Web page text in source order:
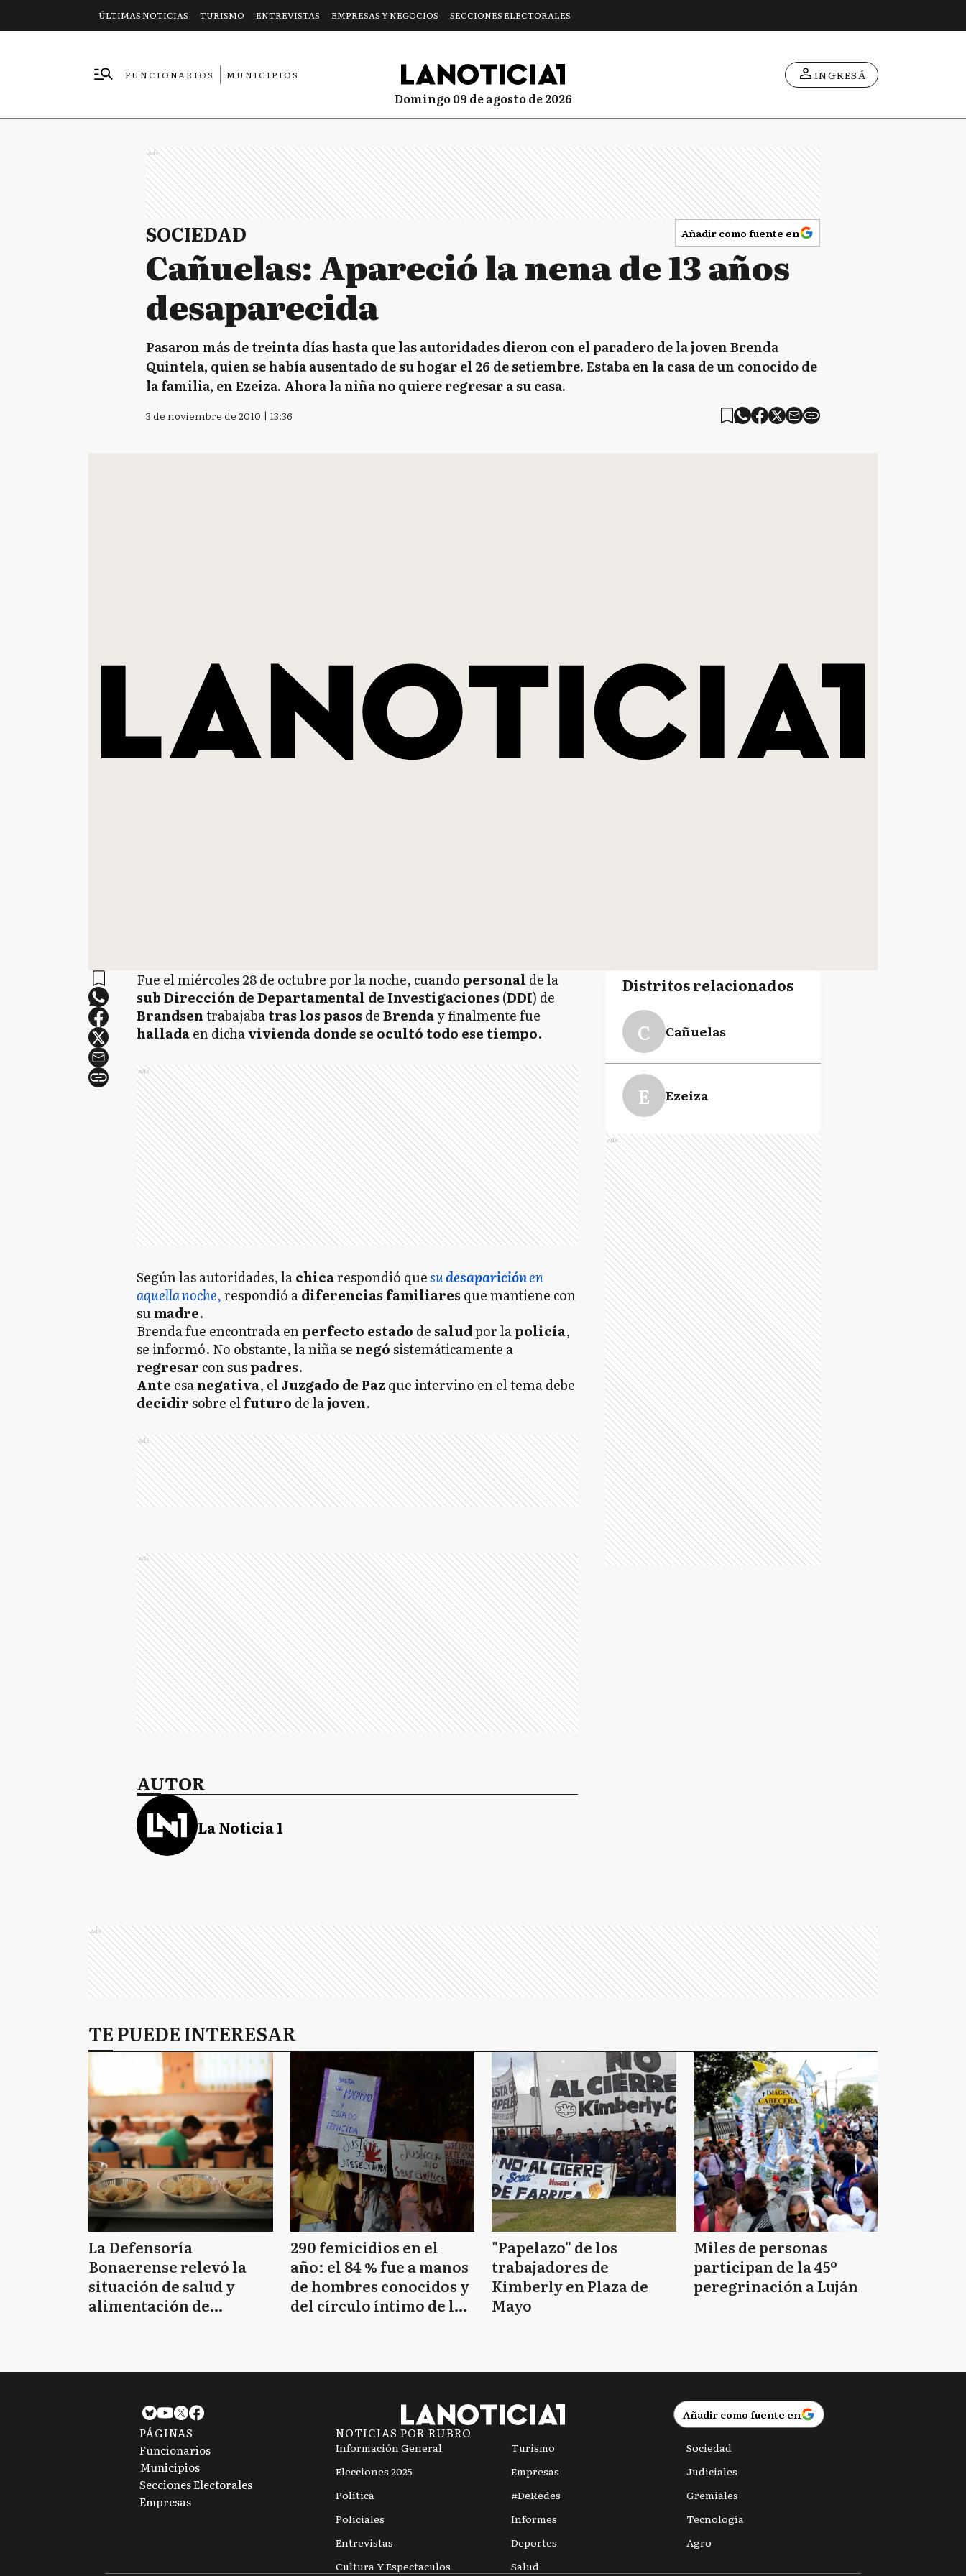
ÚLTIMAS NOTICIAS TURISMO ENTREVISTAS EMPRESAS Y NEGOCIOS SECCIONES ELECTORALES
FUNCIONARIOS
MUNICIPIOS
domingo 09 de agosto de 2026
INGRESÁ
Ads
SOCIEDAD Añadir como fuente en
Cañuelas: Apareció la nena de 13 años
desaparecida
Pasaron más de treinta días hasta que las autoridades dieron con el paradero de la joven Brenda
Quintela, quien se había ausentado de su hogar el 26 de setiembre. Estaba en la casa de un conocido de
la familia, en Ezeiza. Ahora la niña no quiere regresar a su casa.
3 de noviembre de 2010 | 13:36
Fue el miércoles 28 de octubre por la noche, cuando personal de la
sub Dirección de Departamental de Investigaciones (DDI) de
Brandsentrabajabatras los pasos deBrenday finalmente fue
halladaen dichavivienda donde se ocultó todo ese tiempo.
Ads
Según las autoridades, lachicarespondió quesudesapariciónen
aquella noche,respondió adiferencias familiares que mantiene con
sumadre.
Brenda fue encontrada enperfecto estado de saludpor lapolicía,
se informó. No obstante, la niña se negósistemáticamente a
regresar con suspadres.
Ante esanegativa, elJuzgado de Paz que intervino en el tema debe
decidirsobre elfuturo de lajoven.
Ads
Ads
AUTOR
La Noticia 1
Distritos relacionados
C Cañuelas
E Ezeiza
Ads
Ads
TE PUEDE INTERESAR
La Defensoría
Bonaerense relevó la
situación de salud y
alimentación de
290 femicidios en el
año: el 84 % fue a manos
de hombres conocidos y
del círculo íntimo de la
"Papelazo" de los
trabajadores de
Kimberly en Plaza de
Mayo
Miles de personas
participan de la 45º
peregrinación a Luján
Añadir como fuente en
PÁGINAS
Funcionarios
Municipios
Secciones Electorales
Empresas
NOTICIAS POR RUBRO
Información General
Elecciones 2025
Política
Policiales
Entrevistas
Cultura Y Espectaculos
Turismo
Empresas
#DeRedes
Informes
Deportes
Salud
Sociedad
Judiciales
Gremiales
Tecnología
Agro